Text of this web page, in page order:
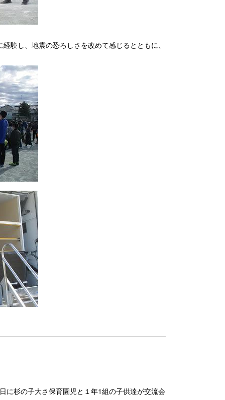
し、地震の恐ろしさを改めて感じるとともに、
杉の子大さ保育園児と１年1組の子供達が交流会